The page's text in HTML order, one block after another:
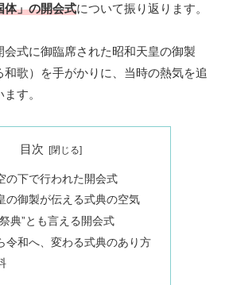
体」の開会式について振り返ります。
会式に御臨席された昭和天皇の御製
和歌）を手がかりに、当時の熱気を追
す。
目次
の下で行われた開会式
の御製が伝える式典の空気
典”とも言える開会式
令和へ、変わる式典のあり方